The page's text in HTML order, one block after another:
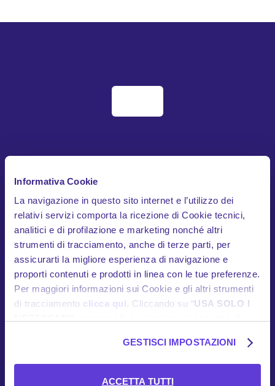
Informativa Cookie
La navigazione in questo sito internet e l’utilizzo dei
relativi servizi comporta la ricezione di Cookie tecnici,
analitici e di profilazione e marketing nonché altri
strumenti di tracciamento, anche di terze parti, per
assicurarti la migliore esperienza di navigazione e
proporti contenuti e prodotti in linea con le tue preferenze.
Per maggiori informazioni sui Cookie e gli altri strumenti
di tracciamento clicca qui . Cliccando su “USA SOLO I
tecnici. Se desideri acconsentire al posizionamento e
l’utilizzo di tutti i predetti Cookie e gli altri strumenti di
tracciamento, seleziona “ACCETTA TUTTI
GESTISCI IMPOSTAZIONI
ACCETTA TUTTI
HOME
COME FUNZIONA
Scopri l'app
Garanzie